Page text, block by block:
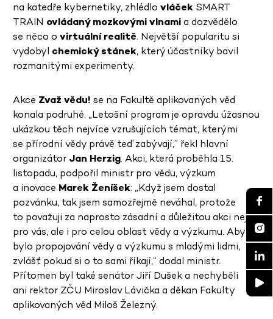
na katedře kybernetiky, zhlédlo vláček SMART
TRAIN ovládaný mozkovými vlnamia dozvědělo
se něco o virtuální realitě. Největší popularitu si
vydobyl chemický stánek, který účastníky bavil
rozmanitými experimenty.
Akce Zvaž vědu! se na Fakultě aplikovaných věd
konala podruhé. „Letošní program je opravdu úžasnou
ukázkou těch nejvíce vzrušujících témat, kterými
se přírodní vědy právě teď zabývají,” řekl hlavní
organizátor Jan Herzig. Akci, která proběhla 15.
listopadu, podpořil ministr pro vědu, výzkum
a inovace Marek Ženíšek: „Když jsem dostal
pozvánku, tak jsem samozřejmě neváhal, protože
to považuji za naprosto zásadní a důležitou akci nejen
pro vás, ale i pro celou oblast vědy a výzkumu. Aby tu
bylo propojování vědy a výzkumu s mladými lidmi,
zvlášť pokud si o to sami říkají,“ dodal ministr.
Přítomen byl také senátor Jiří Dušek a nechyběli
ani rektor ZČU Miroslav Lávička a děkan Fakulty
aplikovaných věd Miloš Železný.